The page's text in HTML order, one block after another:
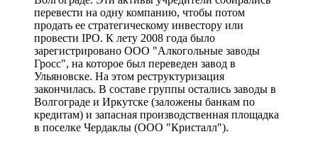
перевести на одну компанию, чтобы потом
продать ее стратегическому инвестору или
провести IPO. К лету 2008 года было
зарегистрировано ООО "Алкогольные заводы
Гросс", на которое был переведен завод в
Ульяновске. На этом реструктуризация
закончилась. В составе группы остались заводы в
Волгограде и Иркутске (заложены банкам по
кредитам) и запасная производственная площадка
в поселке Чердаклы (ООО "Кристалл").